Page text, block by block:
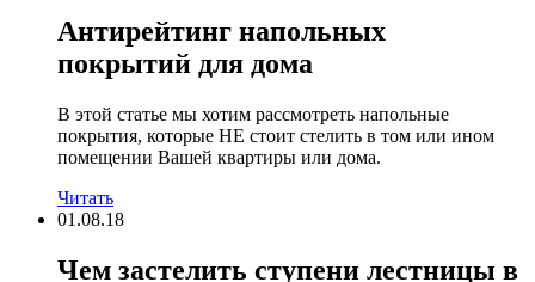
Антирейтинг напольных
покрытий для дома
В этой статье мы хотим рассмотреть напольные
покрытия, которые НЕ стоит стелить в том или ином
помещении Вашей квартиры или дома.
Читать
01.08.18
Чем застелить ступени лестницы в